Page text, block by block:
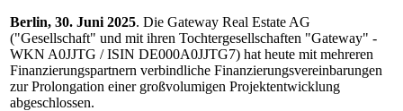
Berlin, 30. Juni 2025. Die Gateway Real Estate AG
("Gesellschaft" und mit ihren Tochtergesellschaften "Gateway" -
WKN A0JJTG / ISIN DE000A0JJTG7) hat heute mit mehreren
Finanzierungspartnern verbindliche Finanzierungsvereinbarungen
zur Prolongation einer großvolumigen Projektentwicklung
abgeschlossen.